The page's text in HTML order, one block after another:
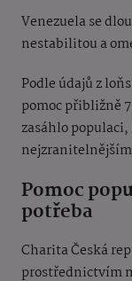
Venezuela se
nestabilitou a
Podle údajů z
pomoc přibližně
zasáhlo
Pomoc
potřeba
Charita Česká
prostřednictvím